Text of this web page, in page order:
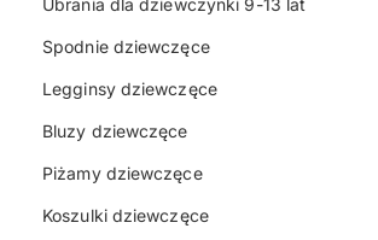
Spodnie dziewczęce
Legginsy dziewczęce
Bluzy dziewczęce
Piżamy dziewczęce
Koszulki dziewczęce